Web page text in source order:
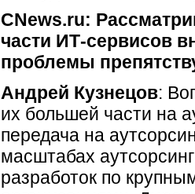
CNews.ru:
части ИТ-сервисов
проблемы
Андрей Кузнецов:
их большей части на
передача на
масштабах
разработок по